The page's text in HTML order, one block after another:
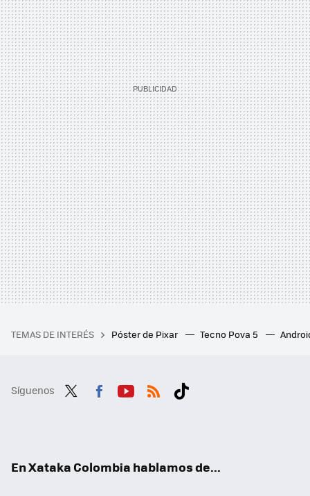
TEMAS DE INTERÉS Póster de Pixar Tecno Pova 5
Síguenos
En Xataka Colombia hablamos de...